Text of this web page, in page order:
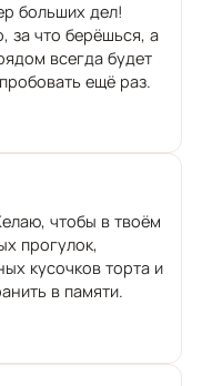
больших дел!
за что берёшься, а
всегда будет
ещё раз.
чтобы в твоём
прогулок,
кусочков торта и
в памяти.